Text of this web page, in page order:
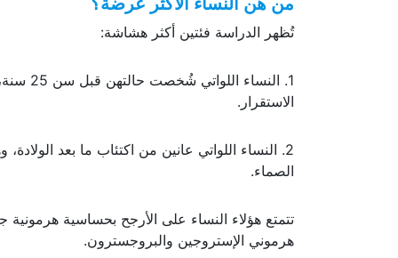
تُظهر الدراسة فئتين أكثر هشاشة:
1.
الاستقرار.
2. النساء اللواتي عانين من اكتئاب ما بعد
الصماء.
تتمتع هؤلاء النساء على الأرجح بحساسية
هرموني الإستروجين والبروجسترون.